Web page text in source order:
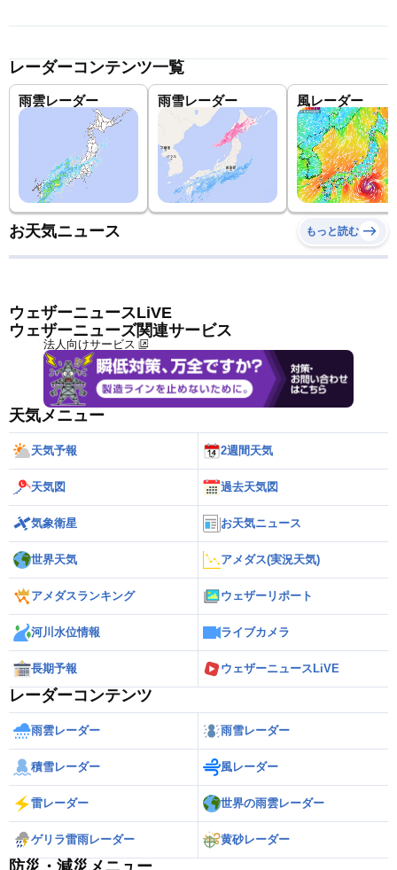
レーダーコンテンツ一覧
雨雲レーダー 雨雪レーダー 風レーダー
お天気ニュース もっと読む
ウェザーニュースLiVE
ウェザーニューズ関連サービス
法人向けサービス
天気メニュー
天気予報 2週間天気
天気図 過去天気図
気象衛星 お天気ニュース
世界天気 アメダス(実況天気)
アメダスランキング ウェザーリポート
河川水位情報 ライブカメラ
長期予報 ウェザーニュースLiVE
レーダーコンテンツ
雨雲レーダー 雨雪レーダー
積雪レーダー 風レーダー
雷レーダー 世界の雨雲レーダー
ゲリラ雷雨レーダー 黄砂レーダー
防災・減災メニュー